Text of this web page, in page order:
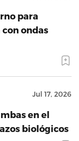
para
ondas
Jul 17, 2026
en el
biológicos